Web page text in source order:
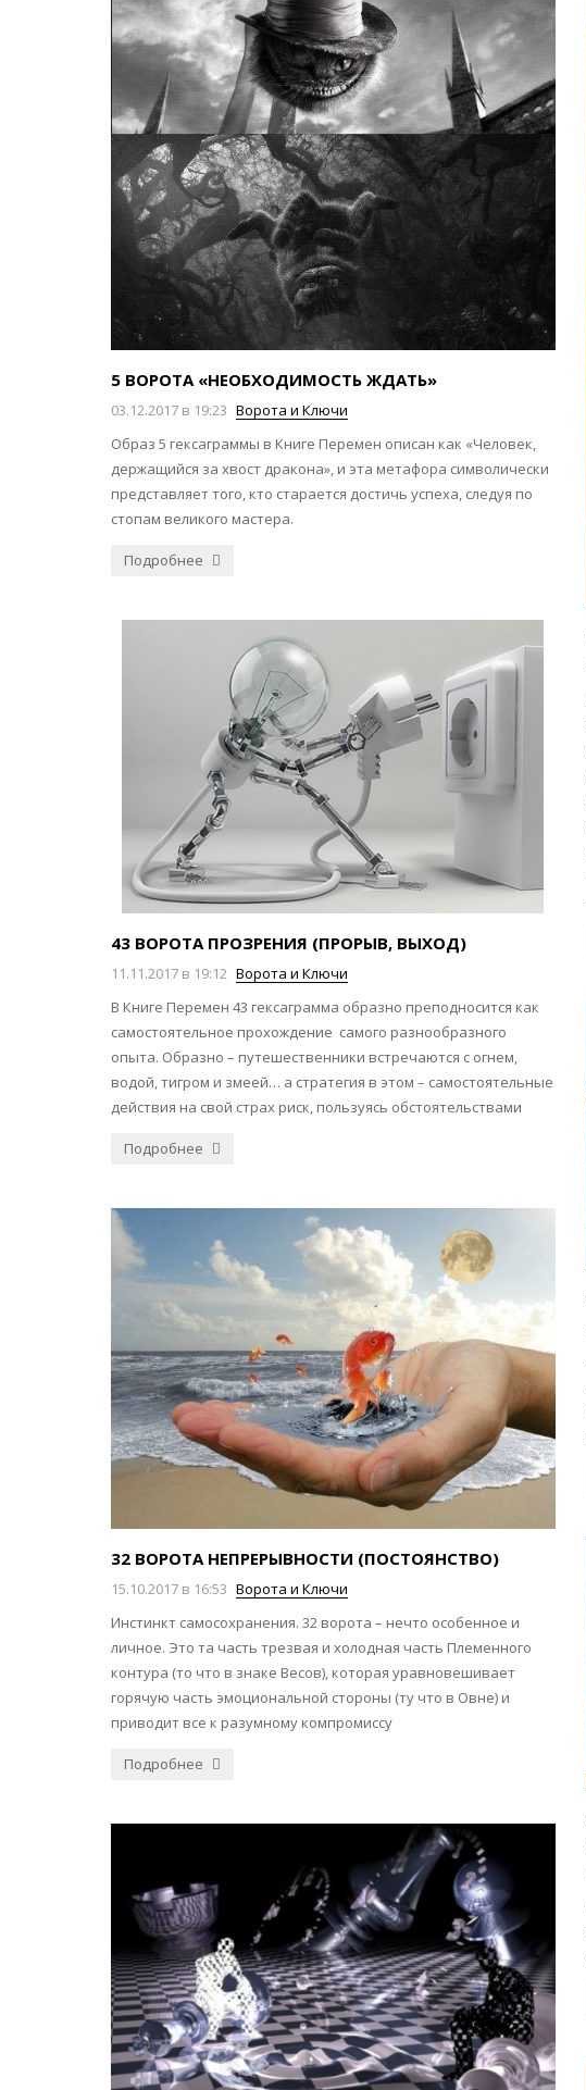
5 ВОРОТА «НЕОБХОДИМОСТЬ ЖДАТЬ»
03.12.2017 в 19:23 Ворота и Ключи
Образ 5 гексаграммы в Книге Перемен описан как «Человек,
держащийся за хвост дракона», и эта метафора символически
представляет того, кто старается достичь успеха, следуя по
стопам великого мастера.
Подробнее
43 ВОРОТА ПРОЗРЕНИЯ (ПРОРЫВ, ВЫХОД)
11.11.2017 в 19:12 Ворота и Ключи
В Книге Перемен 43 гексаграмма образно преподносится как
самостоятельное прохождение самого разнообразного
опыта. Образно – путешественники встречаются с огнем,
водой, тигром и змеей… а стратегия в этом – самостоятельные
действия на свой страх риск, пользуясь обстоятельствами
Подробнее
32 ВОРОТА НЕПРЕРЫВНОСТИ (ПОСТОЯНСТВО)
15.10.2017 в 16:53 Ворота и Ключи
Инстинкт самосохранения. 32 ворота – нечто особенное и
личное. Это та часть трезвая и холодная часть Племенного
контура (то что в знаке Весов), которая уравновешивает
горячую часть эмоциональной стороны (ту что в Овне) и
приводит все к разумному компромиссу
Подробнее